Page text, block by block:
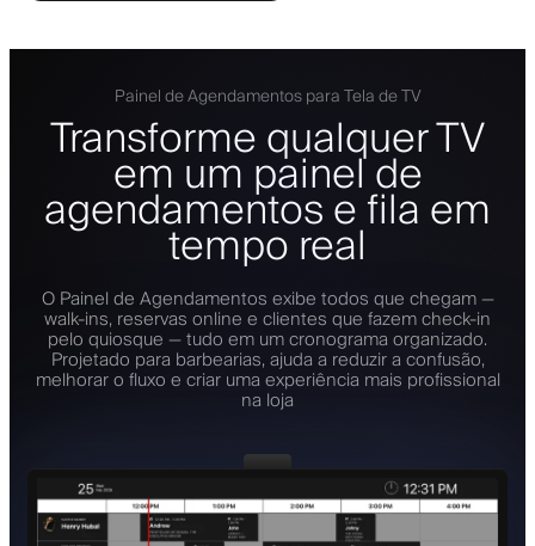
Painel de Agendamentos para Tela de TV
Transforme qualquer TV
em um painel de
agendamentos e fila em
tempo real
O Painel de Agendamentos exibe todos que chegam —
walk-ins, reservas online e clientes que fazem check-in
pelo quiosque — tudo em um cronograma organizado.
Projetado para barbearias, ajuda a reduzir a confusão,
melhorar o fluxo e criar uma experiência mais profissional
na loja